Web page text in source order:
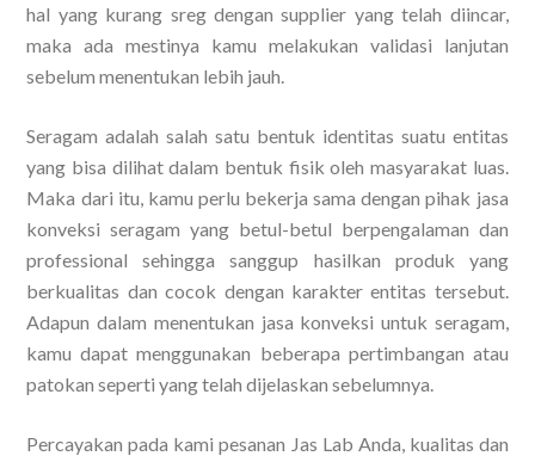
hal yang kurang sreg dengan supplier yang telah diincar,
maka ada mestinya kamu melakukan validasi lanjutan
sebelum menentukan lebih jauh.
Seragam adalah salah satu bentuk identitas suatu entitas
yang bisa dilihat dalam bentuk fisik oleh masyarakat luas.
Maka dari itu, kamu perlu bekerja sama dengan pihak jasa
konveksi seragam yang betul-betul berpengalaman dan
professional sehingga sanggup hasilkan produk yang
berkualitas dan cocok dengan karakter entitas tersebut.
Adapun dalam menentukan jasa konveksi untuk seragam,
kamu dapat menggunakan beberapa pertimbangan atau
patokan seperti yang telah dijelaskan sebelumnya.
Percayakan pada kami pesanan Jas Lab Anda, kualitas dan